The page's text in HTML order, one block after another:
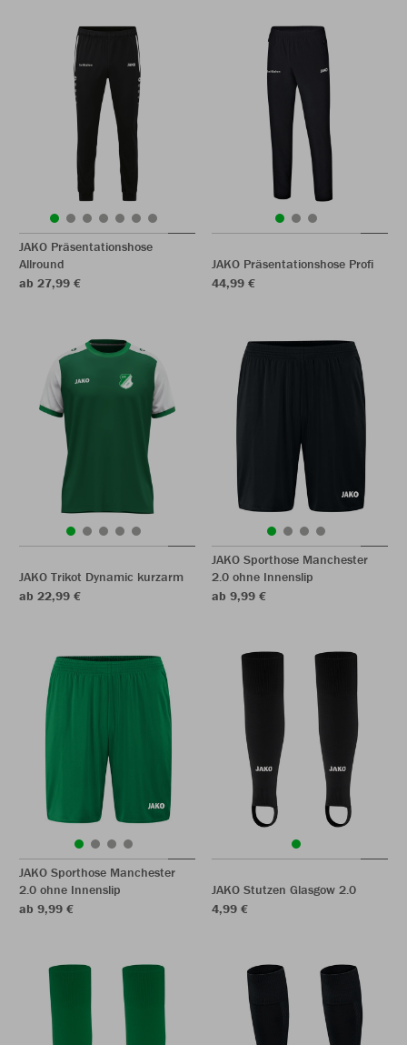
JAKO Präsentationshose
Allround
ab 27,99 €
JAKO Präsentationshose Profi
44,99 €
JAKO Trikot Dynamic kurzarm
ab 22,99 €
JAKO Sporthose Manchester
2.0 ohne Innenslip
ab 9,99 €
JAKO Sporthose Manchester
2.0 ohne Innenslip
ab 9,99 €
JAKO Stutzen Glasgow 2.0
4,99 €